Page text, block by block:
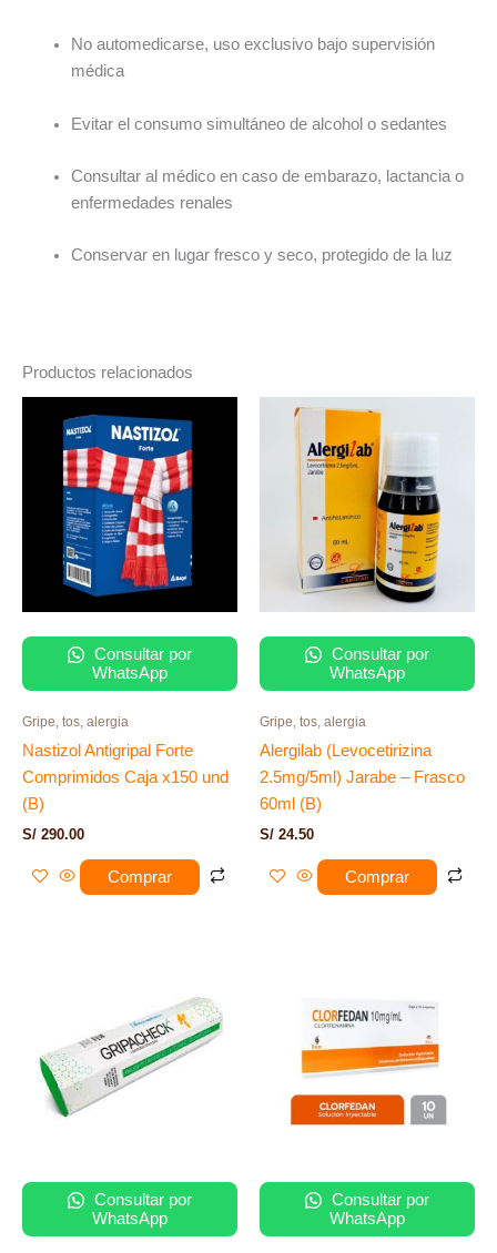
No automedicarse, uso exclusivo bajo supervisión
médica
Evitar el consumo simultáneo de alcohol o sedantes
Consultar al médico en caso de embarazo, lactancia o
enfermedades renales
Conservar en lugar fresco y seco, protegido de la luz
Productos relacionados
Consultar por
WhatsApp
Gripe, tos, alergia
Nastizol Antigripal Forte
Comprimidos Caja x150 und
(B)
S/ 290.00
Comprar
Consultar por
WhatsApp
Gripe, tos, alergia
Alergilab (Levocetirizina
2.5mg/5ml) Jarabe – Frasco
60ml (B)
S/ 24.50
Comprar
Consultar por
WhatsApp
desde
S/ 6.00
hasta
S/ 80.00
múltiples
variantes.
Las
opciones
elegir
Consultar por
WhatsApp